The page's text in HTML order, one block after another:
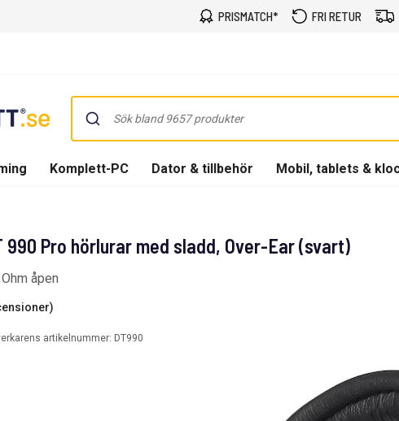
PRISMATCH* FRI RETUR
Komplett-PC Dator & tillbehör Mobil, tablets &
990 Pro hörlurar med sladd, Over-Ear (svart)
åpen
artikelnummer: DT990